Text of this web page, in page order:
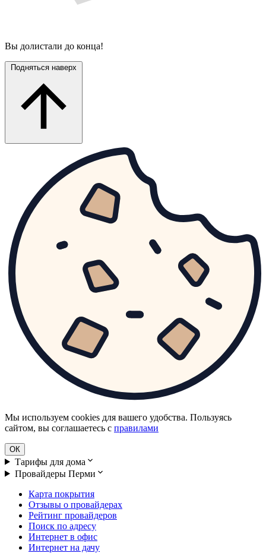
Вы долистали до конца!
Мы используем cookies для вашего удобства. Пользуясь
сайтом, вы соглашаетесь с правилами
ОК
Тарифы для дома
Провайдеры Перми
Карта покрытия
Отзывы о провайдерах
Рейтинг провайдеров
Поиск по адресу
Интернет в офис
Интернет на дачу